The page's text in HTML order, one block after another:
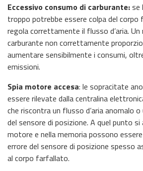
Eccessivo consumo di carburante:se
troppo potrebbe essere colpa del
regola correttamente il flusso d’aria.
carburante non correttamente
aumentare sensibilmente i consumi,
emissioni.
Spia motore accesa: le sopracitate
essere rilevate dalla centralina
che riscontra un flusso d’aria anomalo
del sensore di posizione. A quel punto si
motore e nella memoria possono
errore del sensore di posizione spesso
al corpo farfallato.